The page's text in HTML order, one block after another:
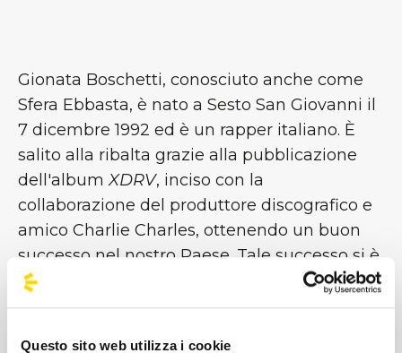
Questo sito web utilizza i cookie
Gionata Boschetti, conosciuto anche come
Sfera Ebbasta, è nato a Sesto San Giovanni il
7 dicembre 1992 ed è un rapper italiano. È
salito alla ribalta grazie alla pubblicazione
dell'albumXDRV, inciso con la
collaborazione del produttore discografico e
amico Charlie Charles, ottenendo un buon
successo nel nostro Paese. Tale successo si è
ripresentato con le uscite di
Sfera Ebbasta
(2016),Rockstar(2018),Famoso(2020) e